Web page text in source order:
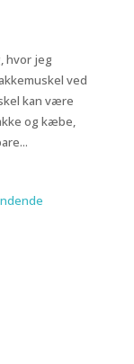
hvor jeg
ved
kan være
og kæbe,